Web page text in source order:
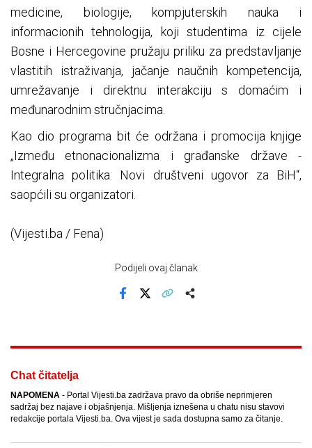
medicine, biologije, kompjuterskih nauka i
informacionih tehnologija, koji studentima iz cijele
Bosne i Hercegovine pružaju priliku za predstavljanje
vlastitih istraživanja, jačanje naučnih kompetencija,
umrežavanje i direktnu interakciju s domaćim i
međunarodnim stručnjacima.
Kao dio programa bit će održana i promocija knjige
„Između etnonacionalizma i građanske države -
Integralna politika: Novi društveni ugovor za BiH“,
saopćili su organizatori.
(Vijesti.ba / Fena)
Podijeli ovaj članak
Chat čitatelja
NAPOMENA - Portal Vijesti.ba zadržava pravo da obriše neprimjeren
sadržaj bez najave i objašnjenja. Mišljenja iznešena u chatu nisu stavovi
redakcije portala Vijesti.ba. Ova vijest je sada dostupna samo za čitanje.